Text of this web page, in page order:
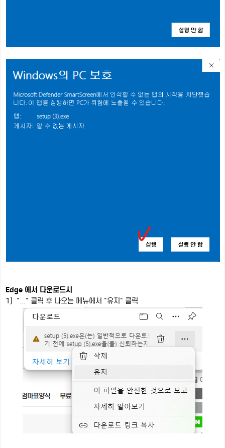
Edge 에서 다운로드시
1) "..." 클릭 후 나오는 메뉴에서 "유지" 클릭